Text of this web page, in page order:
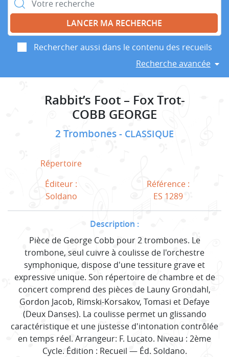
Rechercher aussi dans le contenu des recueils
Recherche avancée
Rabbit’s Foot – Fox Trot-
COBB GEORGE
2 Trombones CLASSIQUE
Répertoire
Éditeur :
Soldano
Référence :
ES 1289
Description :
Pièce de George Cobb pour 2 trombones. Le
trombone, seul cuivre à coulisse de l'orchestre
symphonique, dispose d'une tessiture grave et
expressive unique. Son répertoire de chambre et de
concert comprend des pièces de Launy Grondahl,
Gordon Jacob, Rimski-Korsakov, Tomasi et Defaye
(Deux Danses). La coulisse permet un glissando
caractéristique et une justesse d'intonation contrôlée
en temps réel. Arrangeur: F. Lucato. Niveau : 2ème
Cycle. Édition : Recueil — Éd. Soldano.